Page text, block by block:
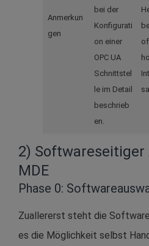
Anmerkun
gen
bei der
Konfigurati
on einer
OPC UA
Schnittstel
le im Detail
beschrieb
en.
2)
MDE
Phase 0:
Zuallererst steht die
es die Möglichkeit selbst